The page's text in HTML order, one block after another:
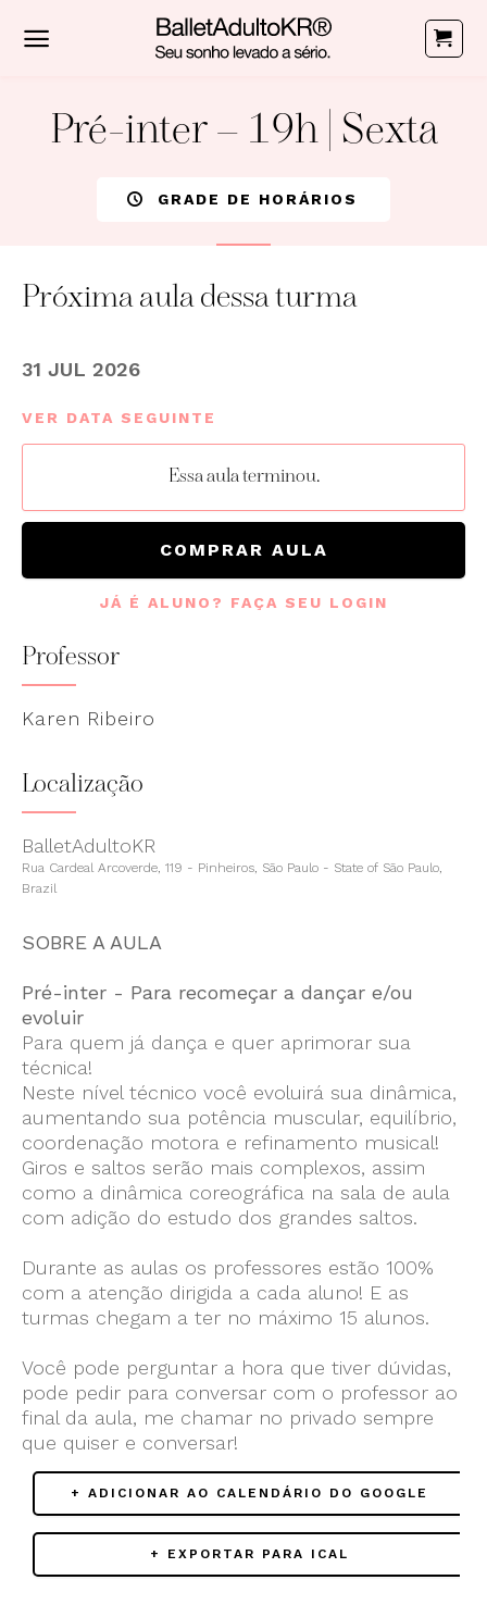
Pré-inter – 19h | Sexta
GRADE DE HORÁRIOS
Próxima aula dessa turma
31 JUL 2026
VER DATA SEGUINTE
Essa aula terminou.
COMPRAR AULA
JÁ É ALUNO? FAÇA SEU LOGIN
Professor
Karen Ribeiro
Localização
BalletAdultoKR
Rua Cardeal Arcoverde, 119 - Pinheiros, São Paulo - State of São Paulo,
Brazil
SOBRE A AULA
Pré-inter - Para recomeçar a dançar e/ou
evoluir
Para quem já dança e quer aprimorar sua
técnica!
Neste nível técnico você evoluirá sua dinâmica,
aumentando sua potência muscular, equilíbrio,
coordenação motora e refinamento musical!
Giros e saltos serão mais complexos, assim
como a dinâmica coreográfica na sala de aula
com adição do estudo dos grandes saltos.
Durante as aulas os professores estão 100%
com a atenção dirigida a cada aluno! E as
turmas chegam a ter no máximo 15 alunos.
Você pode perguntar a hora que tiver dúvidas,
pode pedir para conversar com o professor ao
final da aula, me chamar no privado sempre
que quiser e conversar!
+ ADICIONAR AO CALENDÁRIO DO GOOGLE
+ EXPORTAR PARA ICAL